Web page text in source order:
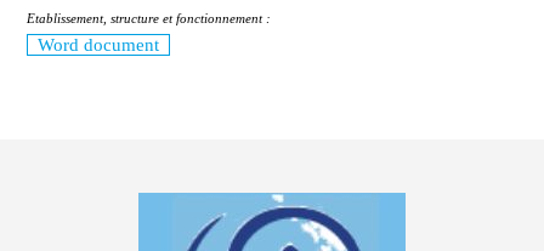
Etablissement, structure et fonctionnement :
Word document